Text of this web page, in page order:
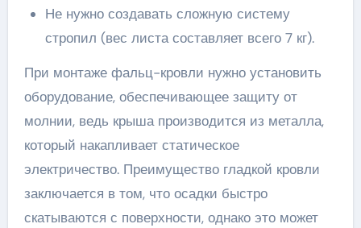
Не нужно создавать сложную систему
стропил (вес листа составляет всего 7 кг).
При монтаже фальц-кровли нужно установить
оборудование, обеспечивающее защиту от
молнии, ведь крыша производится из металла,
который накапливает статическое
электричество. Преимущество гладкой кровли
заключается в том, что осадки быстро
скатываются с поверхности, однако это может